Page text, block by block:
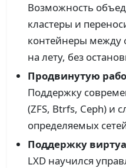
Возможность
кластеры и
контейнеры
на лету, без
Продвинутую
Поддержку
(ZFS, Btrfs, Ceph) и
определяемых
Поддержку
LXD научился